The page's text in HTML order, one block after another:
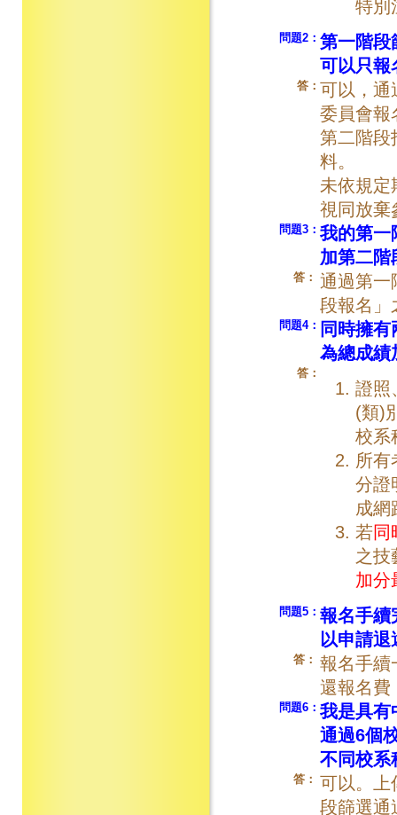
特別
問題2： 第一階段
可以只報
答： 可以，通
委員會報
第二階段
料。
未依規定
視同放棄
問題3： 我的第一
加第二階
答： 通過第一
段報名」
問題4： 同時擁
為總成績
答：
證照
(類)
校系
所有
分證
成網
若同
之技
加分
問題5： 報名手續
以申請
答： 報名手續
還報名費
問題6： 我是具有
通過6個
不同校系
答： 可以。上
段篩選通